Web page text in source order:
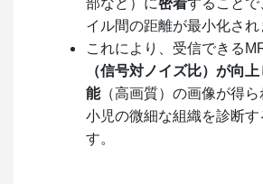
部など）に密着することで
イル間の距離が最小化され
これにより、受信できる
（信号対ノイズ比）が向上
能（高画質）の画像が得ら
小児の微細な組織を診断
す。